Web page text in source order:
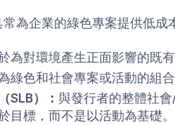
為企業的綠色專案提供低成
為對環境產生正面影響的既
綠色和社會專案或活動的組
SLB）： 與發行者的整體社
目標，而不是以活動為基礎